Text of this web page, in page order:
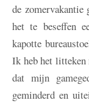
de
het te beseffen
kapotte
Ik heb het litteken
dat mijn
geminderd en